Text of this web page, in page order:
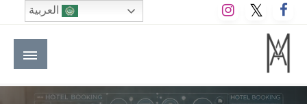
التخطي
إلى
المحتوى
M A hotels | إم ايه هوتيلز
الموقع الأول للعاملين في الفنادق في العالم العربي
العربية